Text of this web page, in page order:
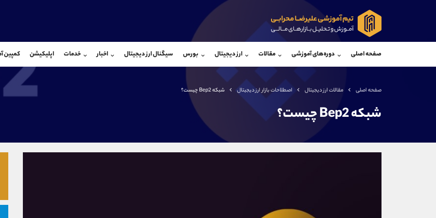
صفحه اصلی دوره‌های آموزشی مقالات ارز دیجیتال بورس سیگنال ارز دیجیتال اخبار خدمات اپلیکیشن کمپین
صفحه اصلی مقالات ارز دیجیتال اصطلاحات بازار ارز دیجیتال شبکه Bep2 چیست؟
شبکه Bep2 چیست؟
شروع گفتگو
@Armteam_admin_33
118
@Armteam_admin_104
شروع
تلفن